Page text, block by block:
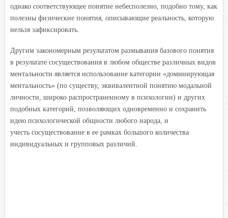
однако соответствующее понятие небесполезно, подобно тому, как
полезны физические понятия, описывающие реальность, которую
нельзя зафиксировать.
Другим закономерным результатом размывания базового понятия
в результате сосуществования в любом обществе различных видов
ментальности является использование категории «доминирующая
ментальность» (по существу, эквивалентной понятию модальной
личности, широко распространенному в психологии) и других
подобных категорий, позволяющих одновременно и сохранить
идею психологической общности любого народа, и
учесть сосуществование в ее рамках большого количества
индивидуальных и групповых различий.